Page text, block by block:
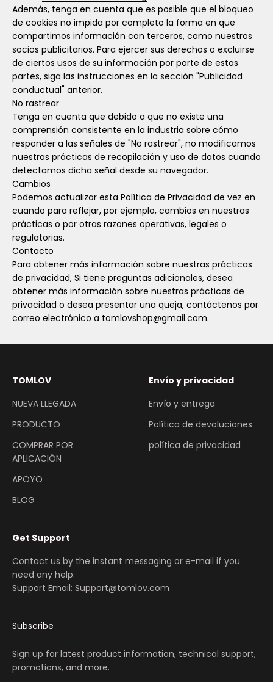
Además, tenga en cuenta que es posible que el bloqueo
de cookies no impida por completo la forma en que
compartimos información con terceros, como nuestros
socios publicitarios. Para ejercer sus derechos o excluirse
de ciertos usos de su información por parte de estas
partes, siga las instrucciones en la sección "Publicidad
conductual" anterior.
No rastrear
Tenga en cuenta que debido a que no existe una
comprensión consistente en la industria sobre cómo
responder a las señales de "No rastrear", no modificamos
nuestras prácticas de recopilación y uso de datos cuando
detectamos dicha señal desde su navegador.
Cambios
Podemos actualizar esta Política de Privacidad de vez en
cuando para reflejar, por ejemplo, cambios en nuestras
prácticas o por otras razones operativas, legales o
regulatorias.
Contacto
Para obtener más información sobre nuestras prácticas
de privacidad, Si tiene preguntas adicionales, desea
obtener más información sobre nuestras prácticas de
privacidad o desea presentar una queja, contáctenos por
correo electrónico a tomlovshop@gmail.com.
TOMLOV
NUEVA LLEGADA
PRODUCTO
COMPRAR POR
APLICACIÓN
APOYO
BLOG
Envío y privacidad
Envío y entrega
Política de devoluciones
política de privacidad
Get Support
Contact us by the instant messaging or e-mail if you
need any help.
Support Email: Support@tomlov.com
Subscribe
Sign up for latest product information, technical support,
promotions, and more.